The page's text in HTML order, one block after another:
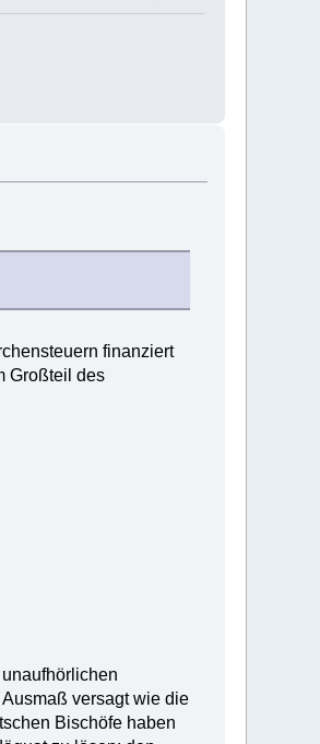
finanziert
Großteil des
versagt wie die
Bischöfe haben